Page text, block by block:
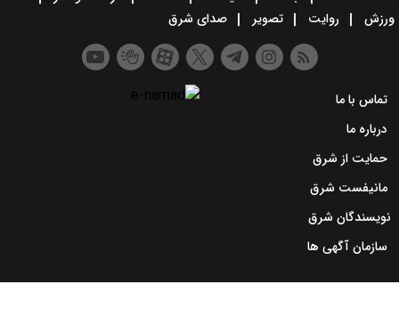
ورزش
روایت تصویر صدای شرق
تماس با ما
درباره ما
حمایت از شرق
مانیفست شرق
نویسندگان شرق
سازمان آگهی ها